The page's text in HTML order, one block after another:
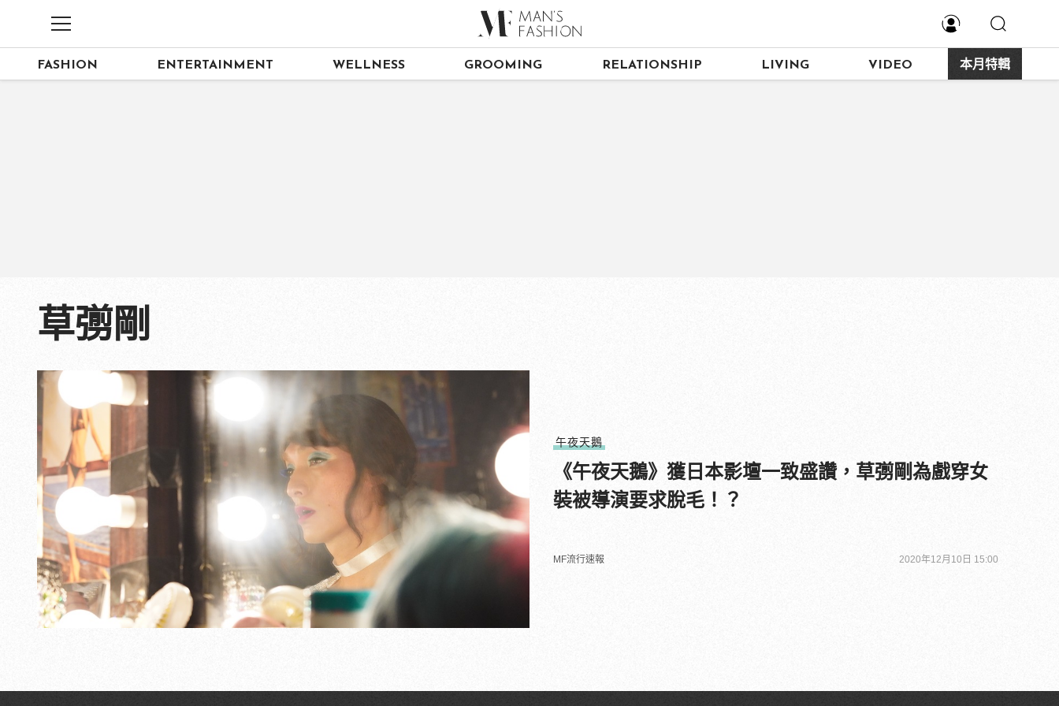
FASHION ENTERTAINMENT WELLNESS GROOMING RELATIONSHIP LIVING VIDEO 本月特輯
草彅剛
午夜天鵝
《午夜天鵝》獲日本影壇一致盛讚，草彅剛為戲穿女
裝被導演要求脫毛！？
MF流行速報 2020年12月10日 15:00